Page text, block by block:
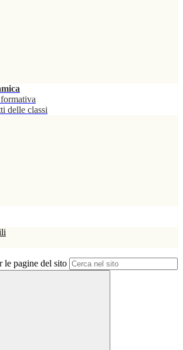
delle classi
le pagine del sito